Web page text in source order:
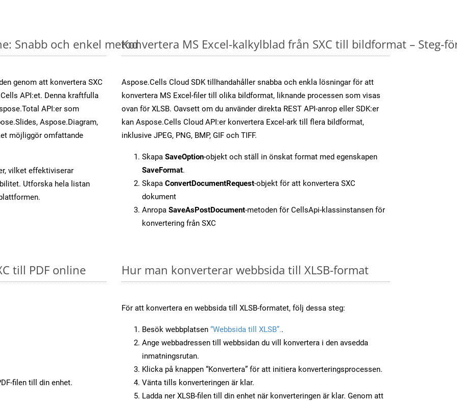
Snabb och enkel metod
genom att konvertera SXC
API:et. Denna kraftfulla
API:er som
Aspose.Diagram,
möjliggör omfattande
vilket effektiviserar
Utforska hela listan
Konvertera MS Excel-kalkylblad från SXC till bildformat – Steg-
Aspose.Cells Cloud SDK tillhandahåller snabba och enkla lösningar för att
konvertera MS Excel-filer till olika bildformat, liknande processen som visas
ovan för XLSB. Oavsett om du använder direkta REST API-anrop eller SDK:er
kan Aspose.Cells Cloud API:er konvertera Excel-ark till flera bildformat,
inklusive JPEG, PNG, BMP, GIF och TIFF.
Skapa SaveOption-objekt och ställ in önskat format med egenskapen
SaveFormat.
Skapa ConvertDocumentRequest-objekt för att konvertera SXC
dokument
Anropa SaveAsPostDocument-metoden för CellsApi-klassinstansen för
konvertering från SXC
till PDF online
filen till din enhet.
Hur man konverterar webbsida till XLSB-format
För att konvertera en webbsida till XLSB-formatet, följ dessa steg:
Besök webbplatsen “Webbsida till XLSB”..
Ange webbadressen till webbsidan du vill konvertera i den avsedda
inmatningsrutan.
Klicka på knappen “Konvertera” för att initiera konverteringsprocessen.
Vänta tills konverteringen är klar.
Ladda ner XLSB-filen till din enhet när konverteringen är klar. Genom att